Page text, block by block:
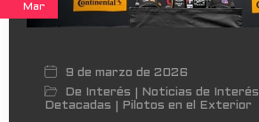
Mar
9 de marzo de 2026
De Interés
Noticias de Interés
Detacadas
Pilotos en el Exterior